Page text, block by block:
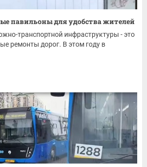
павильоны для удобства жителей
транспортной инфраструктуры - это
ремонты дорог. В этом году в